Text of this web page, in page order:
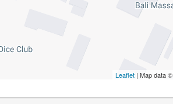
Leaflet | Map data ©